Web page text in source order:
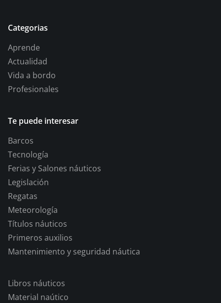
Categorias
Aprende
Actualidad
Vida a bordo
Profesionales
Te puede interesar
Barcos
Tecnología
Ferias y Salones náuticos
Legislación
Regatas
Meteorología
Títulos náuticos
Primeros auxilios
Mantenimiento y seguridad náutica
Libros náuticos
Material naútico